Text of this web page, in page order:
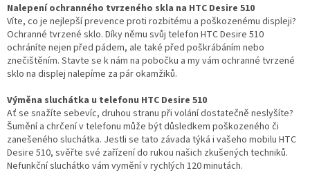
Nalepení ochranného tvrzeného skla na HTC Desire 510
Víte, co je nejlepší prevence proti rozbitému a poškozenému displeji?
Ochranné tvrzené sklo. Díky němu svůj telefon HTC Desire 510
ochráníte nejen před pádem, ale také před poškrábáním nebo
znečištěním. Stavte se k nám na pobočku a my vám ochranné tvrzené
sklo na displej nalepíme za pár okamžiků.
Výměna sluchátka u telefonu HTC Desire 510
Ať se snažíte sebevíc, druhou stranu při volání dostatečně neslyšíte?
Šumění a chrčení v telefonu může být důsledkem poškozeného či
zanešeného sluchátka. Jestli se tato závada týká i vašeho mobilu HTC
Desire 510, svěřte své zařízení do rukou našich zkušených techniků.
Nefunkční sluchátko vám vymění v rychlých 120 minutách.